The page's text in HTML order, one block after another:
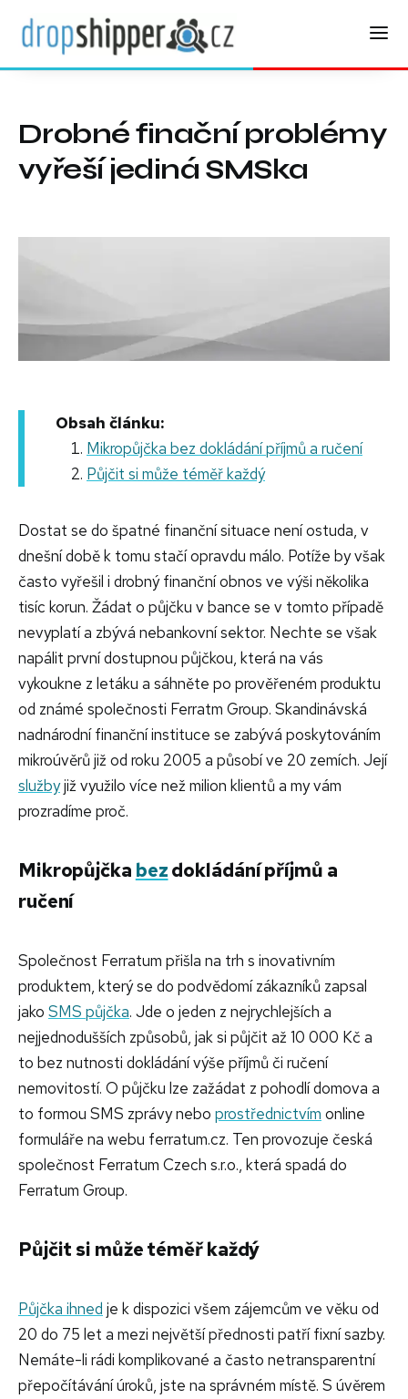
Drobné finační problémy
vyřeší jediná SMSka
Obsah článku:
Mikropůjčka bez dokládání příjmů a ručení
Půjčit si může téměř každý
Dostat se do špatné finanční situace není ostuda, v
dnešní době k tomu stačí opravdu málo. Potíže by však
často vyřešil i drobný finanční obnos ve výši několika
tisíc korun. Žádat o půjčku v bance se v tomto případě
nevyplatí a zbývá nebankovní sektor. Nechte se však
napálit první dostupnou půjčkou, která na vás
vykoukne z letáku a sáhněte po prověřeném produktu
od známé společnosti Ferratm Group. Skandinávská
nadnárodní finanční instituce se zabývá poskytováním
mikroúvěrů již od roku 2005 a působí ve 20 zemích. Její
službyjiž využilo více než milion klientů a my vám
prozradíme proč.
Mikropůjčka bezdokládání příjmů a
ručení
Společnost Ferratum přišla na trh s inovativním
produktem, který se do podvědomí zákazníků zapsal
jako SMS půjčka. Jde o jeden z nejrychlejších a
nejjednodušších způsobů, jak si půjčit až 10 000 Kč a
to bez nutnosti dokládání výše příjmů či ručení
nemovitostí. O půjčku lze zažádat z pohodlí domova a
to formou SMS zprávy nebo prostřednictvím online
formuláře na webu ferratum.cz. Ten provozuje česká
společnost Ferratum Czech s.r.o., která spadá do
Ferratum Group.
Půjčit si může téměř každý
Půjčka ihned je k dispozici všem zájemcům ve věku od
20 do 75 let a mezi největší přednosti patří fixní sazby.
Nemáte-li rádi komplikované a často netransparentní
přepočítávání úroků, jste na správném místě. S úvěrem